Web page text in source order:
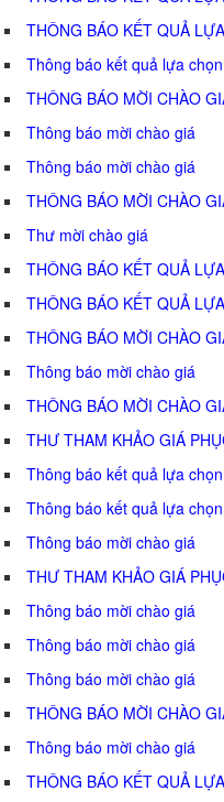
THÔNG BÁO KẾT QUẢ
Thông báo kết quả lựa
THÔNG BÁO MỜI CHÀO
Thông báo mời chào giá
Thông báo mời chào giá
THÔNG BÁO MỜI CHÀO
Thư mời chào giá
THÔNG BÁO KẾT QUẢ
THÔNG BÁO KẾT QUẢ
THÔNG BÁO MỜI CHÀO
Thông báo mời chào giá
THÔNG BÁO MỜI CHÀO
THƯ THAM KHẢO GIÁ
Thông báo kết quả lựa
Thông báo kết quả lựa
Thông báo mời chào giá
THƯ THAM KHẢO GIÁ
Thông báo mời chào giá
Thông báo mời chào giá
Thông báo mời chào giá
THÔNG BÁO MỜI CHÀO
Thông báo mời chào giá
THÔNG BÁO KẾT QUẢ